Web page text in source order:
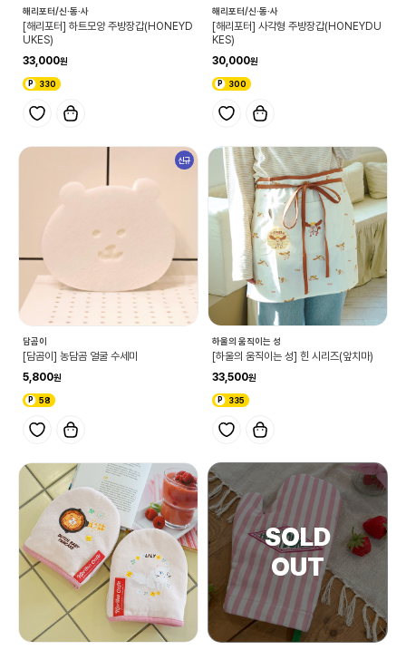
해리포터/신·동·사
[해리포터] 하트모양 주방장갑(HONEYD
UKES)
33,000
330
해리포터/신·동·사
[해리포터] 사각형 주방장갑(HONEYDU
KES)
30,000
300
신규
담곰이
[담곰이] 농담곰 얼굴 수세미
5,800
58
하울의 움직이는 성
[하울의 움직이는 성] 힌 시리즈(앞치마)
33,500
335